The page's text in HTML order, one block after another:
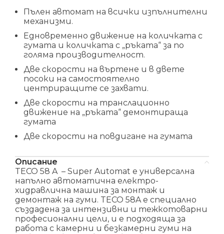
Пълен автомат на всички изпълнителни
механизми.
Едновременно движение на количката с
гумата и количката с „ръката“ за по
голяма производителност.
Две скорости на въртене и в двете
посоки на самостоятелно
центриращите се захвати.
Две скорости на транслационно
движение на „ръката“ демонтираща
гумата
Две скорости на повдигане на гумата
Описание
TECO 58 A – Super Automat е универсална
напълно автоматична електро-
хидравлична машина за монтаж и
демонтаж на гуми. TECO 58A е специално
създадена за интензивни и тежкотоварни
професионални цели, и е подходяща за
работа с камерни и безкамерни гуми на